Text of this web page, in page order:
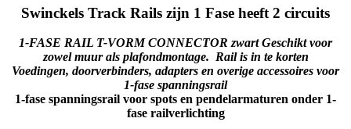
Swinckels Track Rails zijn 1 Fase heeft 2 circuits
1-FASE RAIL T-VORM CONNECTOR zwart Geschikt voor
zowel muur als plafondmontage. Rail is in te korten
Voedingen, doorverbinders, adapters en overige accessoires voor
1-fase spanningsrail
1-fase spanningsrail voor spots en pendelarmaturen onder 1-
fase railverlichting